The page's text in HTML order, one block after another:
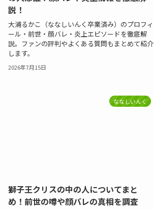
説！
大浦るかこ（ななしいんく卒業済み）のプロフィ
ール・前世・顔バレ・炎上エピソードを徹底解
説。ファンの評判やよくある質問もまとめて紹介
します。
2026年7月15日
ななしいんく
獅子王クリスの中の人についてまと
め！前世の噂や顔バレの真相を調査